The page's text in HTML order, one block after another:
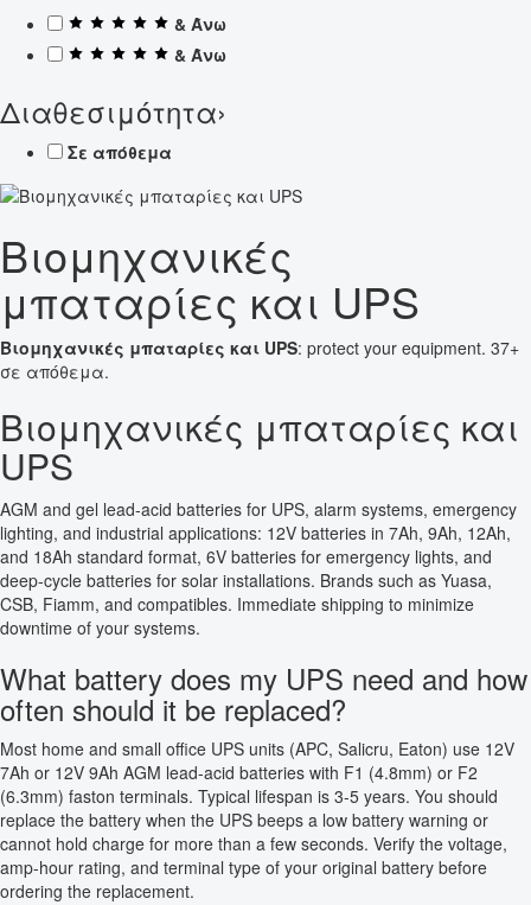
& Άνω
& Άνω
Διαθεσιμότητα›
Σε απόθεμα
Βιομηχανικές
μπαταρίες και UPS
Βιομηχανικές μπαταρίες και UPS: protect your equipment. 37+
σε απόθεμα.
Βιομηχανικές μπαταρίες και
UPS
AGM and gel lead-acid batteries for UPS, alarm systems, emergency
lighting, and industrial applications: 12V batteries in 7Ah, 9Ah, 12Ah,
and 18Ah standard format, 6V batteries for emergency lights, and
deep-cycle batteries for solar installations. Brands such as Yuasa,
CSB, Fiamm, and compatibles. Immediate shipping to minimize
downtime of your systems.
What battery does my UPS need and how
often should it be replaced?
Most home and small office UPS units (APC, Salicru, Eaton) use 12V
7Ah or 12V 9Ah AGM lead-acid batteries with F1 (4.8mm) or F2
(6.3mm) faston terminals. Typical lifespan is 3-5 years. You should
replace the battery when the UPS beeps a low battery warning or
cannot hold charge for more than a few seconds. Verify the voltage,
amp-hour rating, and terminal type of your original battery before
ordering the replacement.